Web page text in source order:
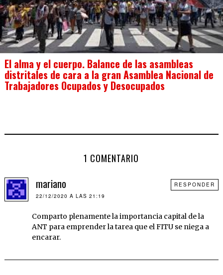
El alma y el cuerpo. Balance de las asambleas
distritales de cara a la gran Asamblea Nacional de
Trabajadores Ocupados y Desocupados
1 COMENTARIO
mariano
22/12/2020 A LAS 21:19
Comparto plenamente la importancia capital de la
ANT para emprender la tarea que el FITU se niega a
encarar.
RESPONDER